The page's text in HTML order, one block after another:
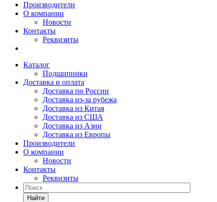
Производители
О компании
Новости
Контакты
Реквизиты
Каталог
Подшипники
Доставка и оплата
Доставка по России
Доставка из-за рубежа
Доставка из Китая
Доставка из США
Доставка из Азии
Доставка из Европы
Производители
О компании
Новости
Контакты
Реквизиты
Найти